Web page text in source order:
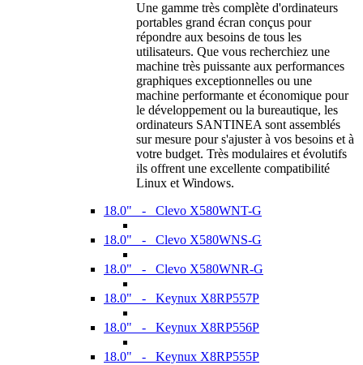
Une gamme très complète d'ordinateurs
portables grand écran conçus pour
répondre aux besoins de tous les
utilisateurs. Que vous recherchiez une
machine très puissante aux performances
graphiques exceptionnelles ou une
machine performante et économique pour
le développement ou la bureautique, les
ordinateurs SANTINEA sont assemblés
sur mesure pour s'ajuster à vos besoins et à
votre budget. Très modulaires et évolutifs
ils offrent une excellente compatibilité
Linux et Windows.
18.0" - Clevo X580WNT-G
18.0" - Clevo X580WNS-G
18.0" - Clevo X580WNR-G
18.0" - Keynux X8RP557P
18.0" - Keynux X8RP556P
18.0" - Keynux X8RP555P